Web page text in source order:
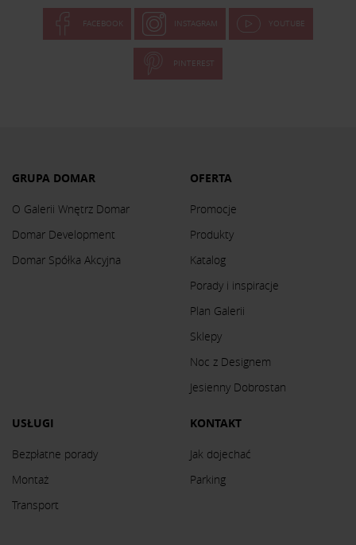
FACEBOOK INSTAGRAM YOUTUBE
PINTEREST
GRUPA DOMAR
O Galerii Wnętrz Domar
Domar Development
Domar Spółka Akcyjna
OFERTA
Promocje
Produkty
Katalog
Porady i inspiracje
Plan Galerii
Sklepy
Noc z Designem
Jesienny Dobrostan
USŁUGI
Bezpłatne porady
Montaż
Transport
KONTAKT
Jak dojechać
Parking